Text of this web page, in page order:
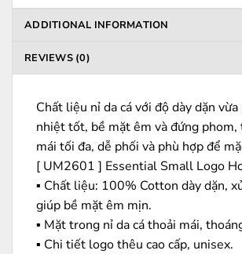
ADDITIONAL INFORMATION
REVIEWS (0)
Chất liệu nỉ da cá với độ dày dặn
nhiệt tốt, bề mặt êm và đứng phom,
mái tối đa, dễ phối và phù hợp để
[ UM2601 ] Essential Small Logo
▪️ Chất liệu: 100% Cotton dày dặn,
giúp bề mặt êm mịn.
▪️ Mặt trong nỉ da cá thoải mái,
▪️ Chi tiết logo thêu cao cấp, unisex.